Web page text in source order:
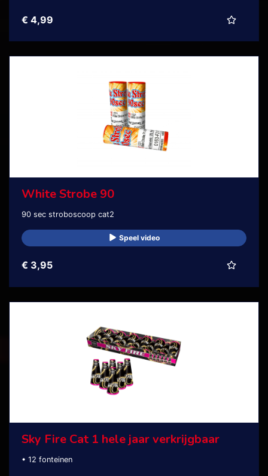
€ 4,99
White Strobe 90
90 sec stroboscoop cat2
Speel video
€ 3,95
Sky Fire Cat 1 hele jaar verkrijgbaar
• 12 fonteinen